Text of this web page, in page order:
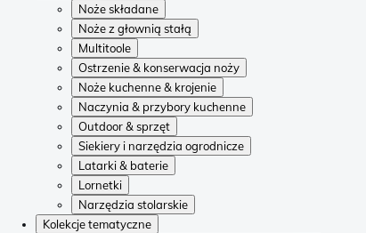
Noże składane
Noże z głownią stałą
Multitoole
Ostrzenie & konserwacja noży
Noże kuchenne & krojenie
Naczynia & przybory kuchenne
Outdoor & sprzęt
Siekiery i narzędzia ogrodnicze
Latarki & baterie
Lornetki
Narzędzia stolarskie
Kolekcje tematyczne